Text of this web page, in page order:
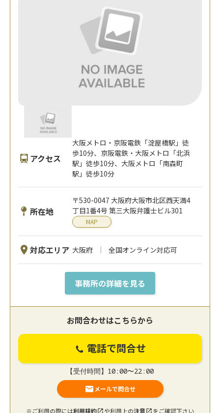
アクセス
大阪メトロ・京阪電鉄「淀屋橋駅」徒
歩10分、京阪電鉄・大阪メトロ「北浜
駅」徒歩10分、大阪メトロ「南森町
駅」徒歩10分
所在地
〒530-0047 大阪府大阪市北区西天満4
丁目1番4号 第三大阪弁護士ビル301
MAP
対応エリア 大阪府 全国オンライン対応可
事務所の詳細を見る
お問合わせはこちらから
電話で問合せ
【受付時間】10:00〜22:00
メールで問合せ
※ご利用の際には利用規約 や利用上の注意 をご確認下さい